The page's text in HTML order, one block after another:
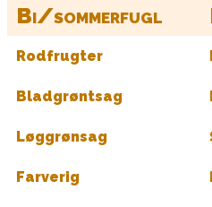
Bi/sommerfugl
Rodfrugter
Bladgrøntsag
Løggrønsag
Farverig